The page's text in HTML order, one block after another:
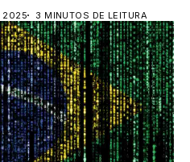
2025 3 MINUTOS DE LEITURA